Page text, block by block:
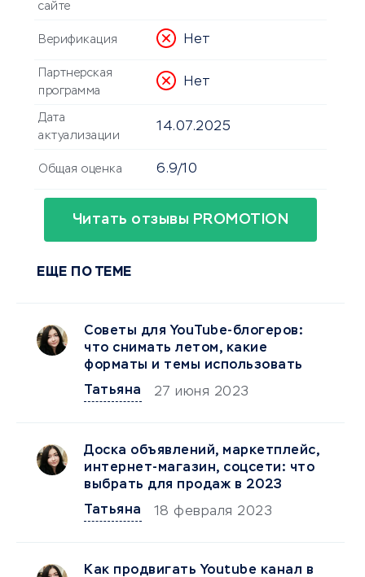
сайте
Верификация Нет
Партнерская
программа
Нет
Дата
актуализации
14.07.2025
Общая оценка 6.9/10
Читать отзывы PROMOTION
ЕЩЕ ПО ТЕМЕ
Советы для YouTube-блогеров:
что снимать летом, какие
форматы и темы использовать
Татьяна
27 июня 2023
Доска объявлений, маркетплейс,
интернет-магазин, соцсети: что
выбрать для продаж в 2023
Татьяна
18 февраля 2023
Как продвигать Youtubе канал в